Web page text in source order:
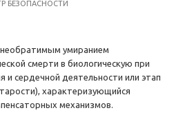
БЕЗОПАСНОСТИ
умиранием
смерти в биологическую при
и сердечной деятельности или этап
характеризующийся
механизмов.